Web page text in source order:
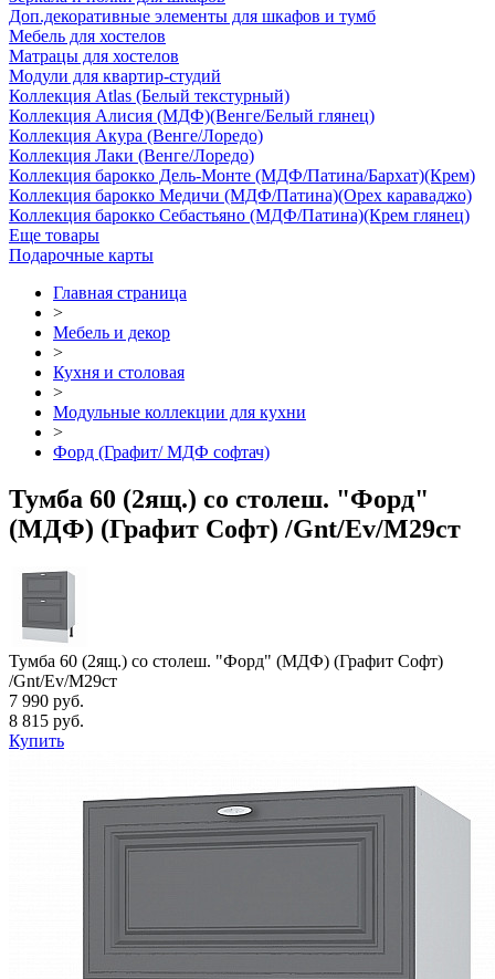
Доп.декоративные элементы для шкафов и тумб
Мебель для хостелов
Матрацы для хостелов
Модули для квартир-студий
Коллекция Atlas (Белый текстурный)
Коллекция Алисия (МДФ)(Венге/Белый глянец)
Коллекция Акура (Венге/Лоредо)
Коллекция Лаки (Венге/Лоредо)
Коллекция барокко Дель-Монте (МДФ/Патина/Бархат)(Крем)
Коллекция барокко Медичи (МДФ/Патина)(Орех караваджо)
Коллекция барокко Себастьяно (МДФ/Патина)(Крем глянец)
Еще товары
Подарочные карты
Главная страница
>
Мебель и декор
>
Кухня и столовая
>
Модульные коллекции для кухни
>
Форд (Графит/ МДФ софтач)
Тумба 60 (2ящ.) со столеш. "Форд"
(МДФ) (Графит Софт) /Gnt/Ev/М29ст
Тумба 60 (2ящ.) со столеш. "Форд" (МДФ) (Графит Софт)
/Gnt/Ev/М29ст
7 990 руб.
8 815 руб.
Купить